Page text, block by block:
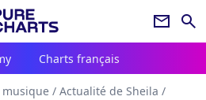
newsletter search
Charts français
musique / Actualité de Sheila /